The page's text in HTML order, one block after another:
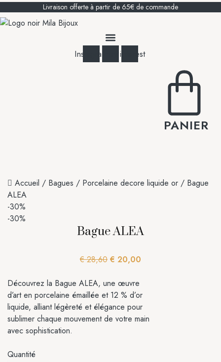
Livraison offerte à partir de 65€ de commande
Instagram Pinterest
PANIER
Accueil / Bagues / Porcelaine decore liquide or / Bague
ALEA
-30%
-30%
Bague ALEA
€28,60 Le
initial
était :
€ 28,60.
€ 20,00
est :
€ 20,00.
Découvrez la Bague ALEA, une œuvre
d’art en porcelaine émaillée et 12 % d’or
liquide, alliant légèreté et élégance pour
sublimer chaque mouvement de votre main
avec sophistication.
Quantité